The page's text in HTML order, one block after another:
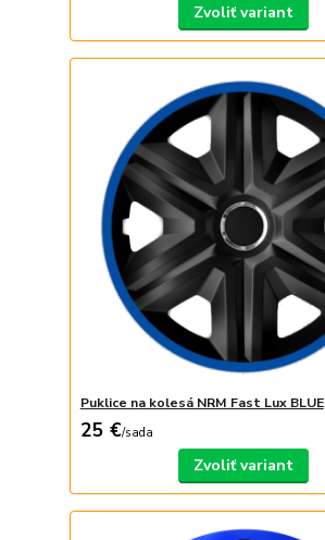
Zvoliť variant
Puklice na kolesá NRM Fast Lux BLUE
25 €/sada
Zvoliť variant